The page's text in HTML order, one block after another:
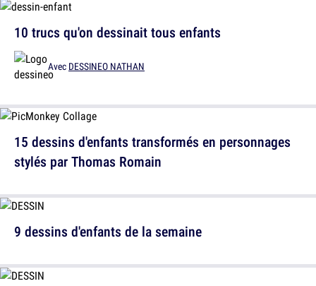
10 trucs qu'on dessinait tous enfants
Avec DESSINEO NATHAN
9 dessins d'enfants de la semaine
15 dessins d'enfants transformés en personnages
stylés par Thomas Romain